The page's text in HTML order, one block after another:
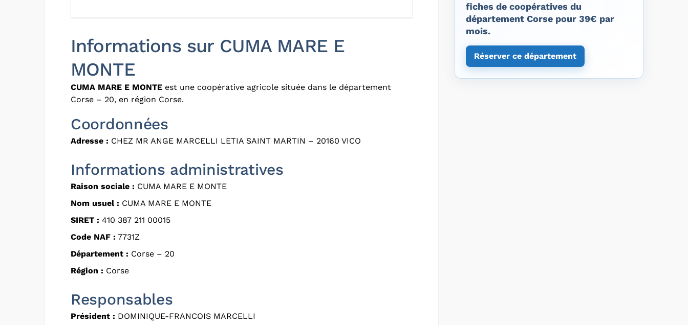
Informations sur CUMA MARE E
MONTE
CUMA MARE E MONTE est une coopérative agricole située dans le département
Corse – 20, en région Corse.
Coordonnées
Adresse : CHEZ MR ANGE MARCELLI LETIA SAINT MARTIN – 20160 VICO
Informations administratives
Raison sociale : CUMA MARE E MONTE
Nom usuel : CUMA MARE E MONTE
SIRET : 410 387 211 00015
Code NAF : 7731Z
Département : Corse – 20
Région : Corse
Responsables
Président : DOMINIQUE-FRANCOIS MARCELLI
fiches de coopératives du
département Corse pour 39€ par
mois.
Réserver ce département